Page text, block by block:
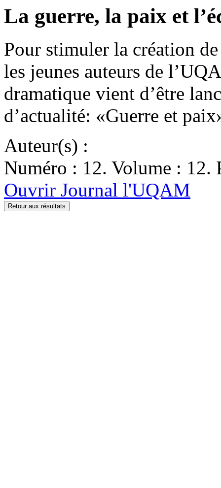
La guerre, la paix et
Pour stimuler la création
les jeunes auteurs de
dramatique vient d’être
d’actualité: «Guerre et
Auteur(s) :
Numéro : 12. Volume : 12.
Ouvrir Journal l'UQAM
Retour aux résultats